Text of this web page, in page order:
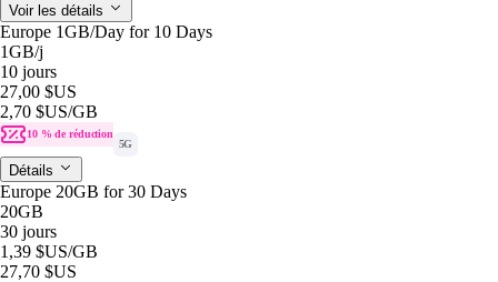
Voir les détails
Europe 1GB/Day for 10 Days
1GB/j
10 jours
27,00 $US
2,70 $US/GB
10 % de réduction
5G
Détails
Europe 20GB for 30 Days
20GB
30 jours
1,39 $US/GB
27,70 $US